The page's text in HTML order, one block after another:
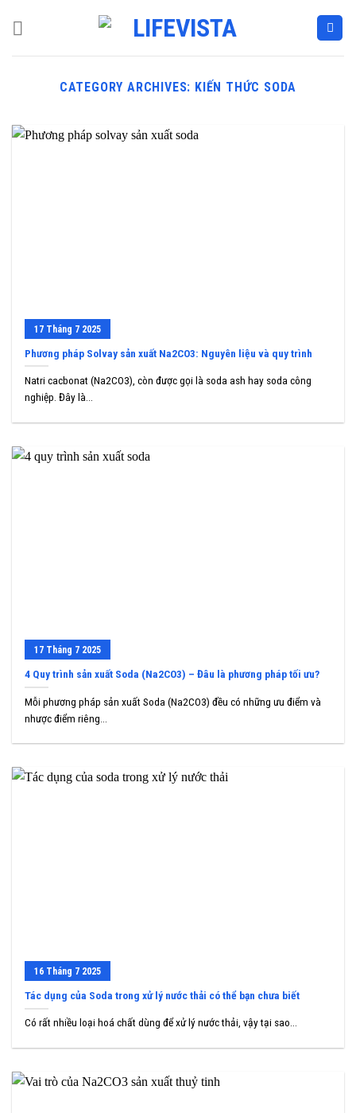
CATEGORY ARCHIVES: KIẾN THỨC SODA
17 Tháng 7 2025
Phương pháp Solvay sản xuất Na2CO3: Nguyên liệu và quy trình
Natri cacbonat (Na2CO3), còn được gọi là soda ash hay soda công
nghiệp. Đây là...
17 Tháng 7 2025
4 Quy trình sản xuất Soda (Na2CO3) – Đâu là phương pháp tối ưu?
Mỗi phương pháp sản xuất Soda (Na2CO3) đều có những ưu điểm và
nhược điểm riêng...
16 Tháng 7 2025
Tác dụng của Soda trong xử lý nước thải có thể bạn chưa biết
Có rất nhiều loại hoá chất dùng để xử lý nước thải, vậy tại sao...